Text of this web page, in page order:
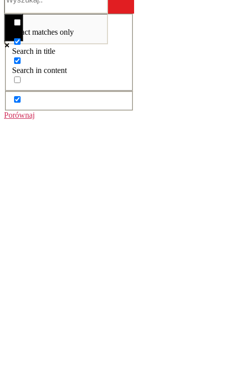
Exact matches only
Search in title
Search in content
Porównaj